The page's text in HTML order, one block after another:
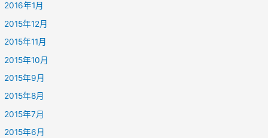
2016年1月
2015年12月
2015年11月
2015年10月
2015年9月
2015年8月
2015年7月
2015年6月